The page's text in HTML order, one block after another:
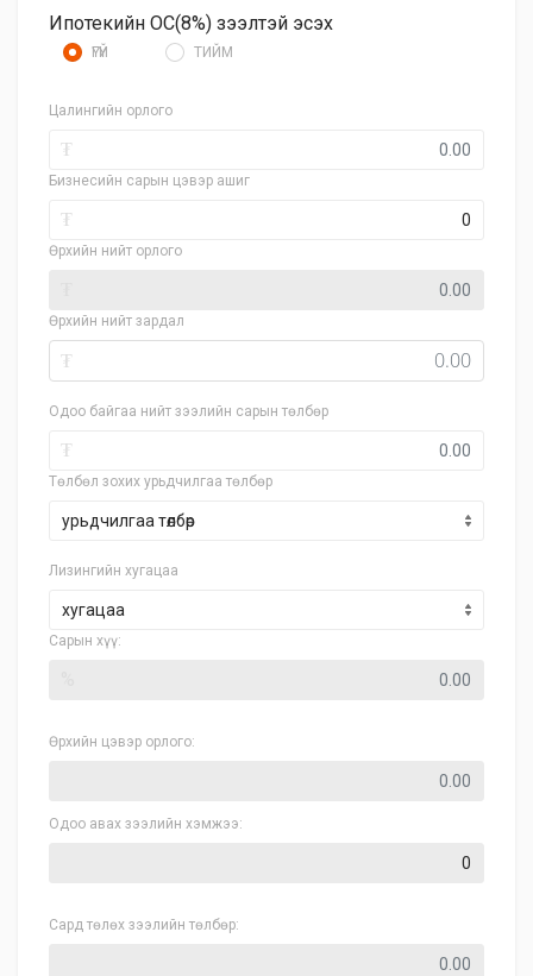
Ипотекийн ОС(8%) зээлтэй эсэх
ҮГҮЙ ТИЙМ
Цалингийн орлого
₮
Бизнесийн сарын цэвэр ашиг
₮
Өрхийн нийт орлого
Өрхийн нийт зардал
₮
Одоо байгаа нийт зээлийн сарын төлбөр
₮
Төлбөл зохих урьдчилгаа төлбөр
Лизингийн хугацаа
хугацаа
Сарын хүү:
Өрхийн цэвэр орлого:
Одоо авах зээлийн хэмжээ:
Сард төлөх зээлийн төлбөр: